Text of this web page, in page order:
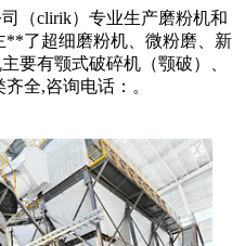
（clirik）专业生产磨粉机和
**了超细磨粉机、微粉磨、新
要有颚式破碎机（颚破）、
全,咨询电话：。